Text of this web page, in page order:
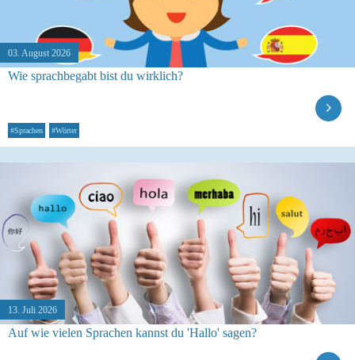
03. August 2026
Wie sprachbegabt bist du wirklich?
#Sprachen #Wörter
13. Juli 2026
Auf wie vielen Sprachen kannst du 'Hallo' sagen?